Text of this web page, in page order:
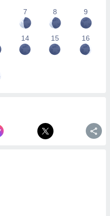
7
8 9
14 15 16